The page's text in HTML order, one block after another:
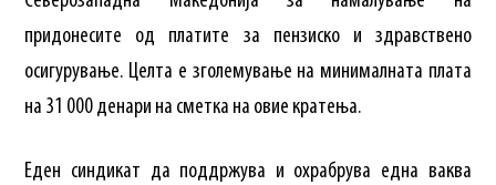
придонесите од платите за пензиско и здравствено
осигурување. Целта е зголемување на минималната плата
на 31 000 денари на сметка на овие кратења.
Еден синдикат да поддржува и охрабрува една ваква